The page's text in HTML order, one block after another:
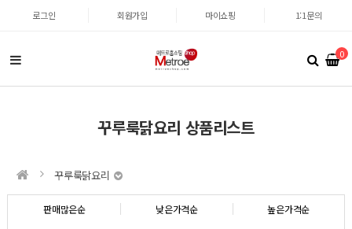
로그인 회원가입 마이쇼핑 1:1문의
0
꾸루룩닭요리 상품리스트
꾸루룩닭요리
판매많은순 낮은가격순 높은가격순